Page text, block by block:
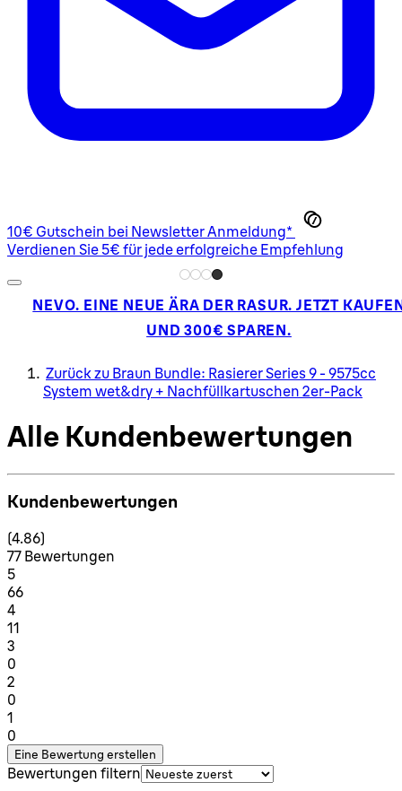
10€ Gutschein bei Newsletter Anmeldung*
Verdienen Sie 5€ für jede erfolgreiche Empfehlung
NEVO. EINE NEUE ÄRA DER RASUR. JETZT
UND 300€ SPAREN.
Zurück zu Braun Bundle: Rasierer Series 9 - 9575cc
System wet&dry + Nachfüllkartuschen 2er-Pack
Alle Kundenbewertungen
Kundenbewertungen
4.86 Sterne von maximal 5
(4.86)
77 Bewertungen
51 Sterne von maximal 1
66
41 Sterne von maximal 1
11
3
0
2
0
1
0
Eine Bewertung erstellen
Bewertungen filtern